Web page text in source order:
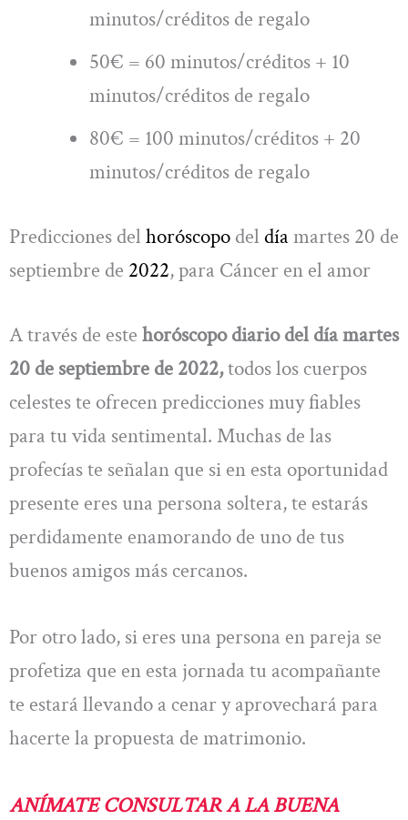
minutos/créditos de regalo
50€ = 60 minutos/créditos + 10
minutos/créditos de regalo
80€ = 100 minutos/créditos + 20
minutos/créditos de regalo
Predicciones del horóscopo del díamartes 20 de
septiembre de 2022, para Cáncer en el amor
A través de este horóscopo diario del día martes
20 de septiembre de 2022,todos los cuerpos
celestes te ofrecen predicciones muy fiables
para tu vida sentimental. Muchas de las
profecías te señalan que si en esta oportunidad
presente eres una persona soltera, te estarás
perdidamente enamorando de uno de tus
buenos amigos más cercanos.
Por otro lado, si eres una persona en pareja se
profetiza que en esta jornada tu acompañante
te estará llevando a cenar y aprovechará para
hacerte la propuesta de matrimonio.
ANÍMATE CONSULTAR A LA BUENA